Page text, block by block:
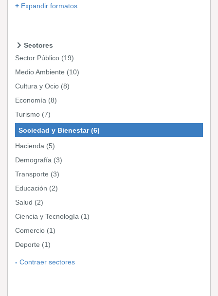
Expandir formatos
Sectores
Sector Público (19)
Medio Ambiente (10)
Cultura y Ocio (8)
Economía (8)
Turismo (7)
Sociedad y Bienestar(6)
Hacienda (5)
Demografía (3)
Transporte (3)
Educación (2)
Salud (2)
Ciencia y Tecnología (1)
Comercio (1)
Deporte (1)
Contraer sectores